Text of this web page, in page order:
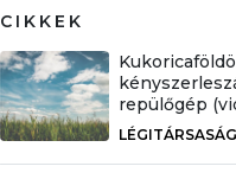
CIKKEK
repülőgép
LÉGITÁRSASÁG